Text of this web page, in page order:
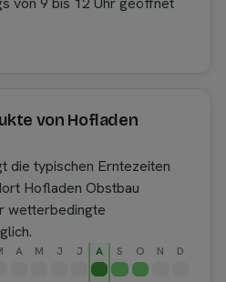
von Hofladen
die typischen Erntezeiten
Hofladen Obstbau
wetterbedingte
A M J J A S O N D